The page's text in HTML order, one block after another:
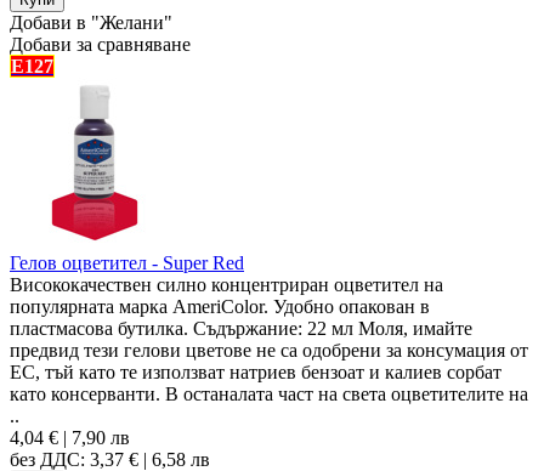
Добави в "Желани"
Добави за сравняване
E127
Гелов оцветител - Super Red
Висококачествен силно концентриран оцветител на
популярната марка AmeriColor. Удобно опакован в
пластмасова бутилка. Съдържание: 22 мл Моля, имайте
предвид тези гелови цветове не са одобрени за консумация от
ЕС, тъй като те използват натриев бензоат и калиев сорбат
като консерванти. В останалата част на света оцветителите на
..
4,04 € | 7,90 лв
без ДДС: 3,37 € | 6,58 лв